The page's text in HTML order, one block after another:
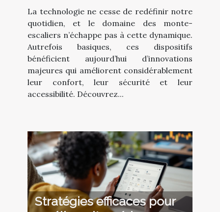
escaliers modernes ?
La technologie ne cesse de redéfinir notre
quotidien, et le domaine des monte-
escaliers n’échappe pas à cette dynamique.
Autrefois basiques, ces dispositifs
bénéficient aujourd’hui d’innovations
majeures qui améliorent considérablement
leur confort, leur sécurité et leur
accessibilité. Découvrez...
Stratégies efficaces pour